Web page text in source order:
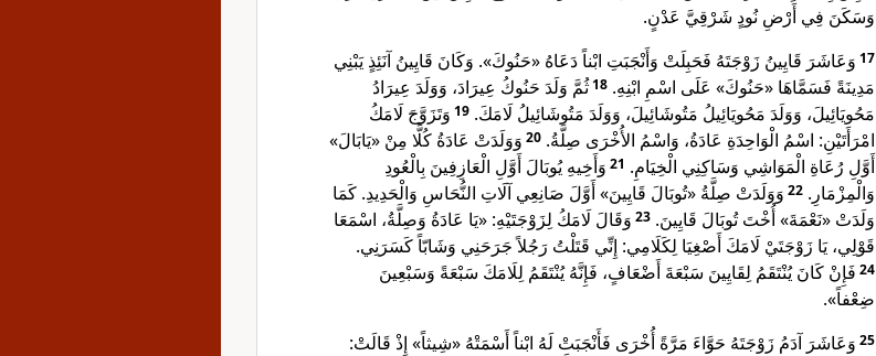
وَسَكَنَ فِي أَرْضِ نُودٍ شَرْقِيَّ عَدْنٍ.
17 وَعَاشَرَ قَايِينُ زَوْجَتَهُ فَحَبِلَتْ وَأَنْجَبَتِ ابْناً دَعَاهُ «حَنُوكَ». وَكَانَ قَايِينُ آنَئِذٍ يَبْنِي
مَدِينَةً فَسَمَّاهَا «حَنُوكَ» عَلَى اسْمِ ابْنِهِ.18ثُمَّ وَلَدَ حَنُوكُ عِيرَادَ، وَوَلَدَ عِيرَادُ
مَحُويَائِيلَ، وَوَلَدَ مَحُويَائِيلُ مَتُوشَائِيلَ، وَوَلَدَ مَتُوشَائِيلُ لَامَكَ.19 وَتَزَوَّجَ لَامَكُ
امْرَأَتَيْنِ: اسْمُ الْوَاحِدَةِ عَادَةُ، وَاسْمُ الأُخْرَى صِلَّةُ.20 وَوَلَدَتْ عَادَةُ كُلًّا مِنْ «يَابَالَ»
أَوَّلِ رُعَاةِ الْمَوَاشِي وَسَاكِنِي الْخِيَامِ. 21 وَأَخِيهِ يُوبَالَ أَوَّلِ الْعَازِفِينَ بِالْعُودِ
وَالْمِزْمَارِ.22 وَوَلَدَتْ صِلَّةُ «تُوبَالَ قَايِينَ» أَوَّلَ صَانِعِي آلَاتِ النُّحَاسِ وَالْحَدِيدِ. كَمَا
وَلَدَتْ «نَعْمَةَ» أُخْتَ تُوبَالَ قَايِينَ.23 وَقَالَ لَامَكُ لِزَوْجَتَيْهِ: «يَا عَادَةُ وَصِلَّةُ، اسْمَعَا
قَوْلِي، يَا زَوْجَتَيْ لَامَكَ أَصْغِيَا لِكَلَامِي: إِنِّي قَتَلْتُ رَجُلاً جَرَحَنِي وَشَابّاً كَسَرَنِي.
24 فَإِنْ كَانَ يُنْتَقَمُ لِقَايِينَ سَبْعَةَ أَضْعَافٍ، فَإِنَّهُ يُنْتَقَمُ لِلَامَكَ سَبْعَةً وَسَبْعِينَ
ضِعْفاً».
25 وَعَاشَرَ آدَمُ زَوْجَتَهُ حَوَّاءَ مَرَّةً أُخْرَى فَأَنْجَبَتْ لَهُ ابْناً أَسْمَتْهُ «شِيثاً» إِذْ قَالَتْ: